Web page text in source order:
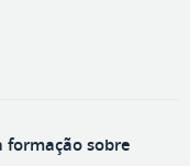
formação sobre